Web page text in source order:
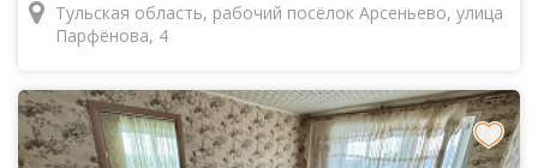
Тульская область, рабочий посёлок Арсеньево, улица
Парфёнова, 4